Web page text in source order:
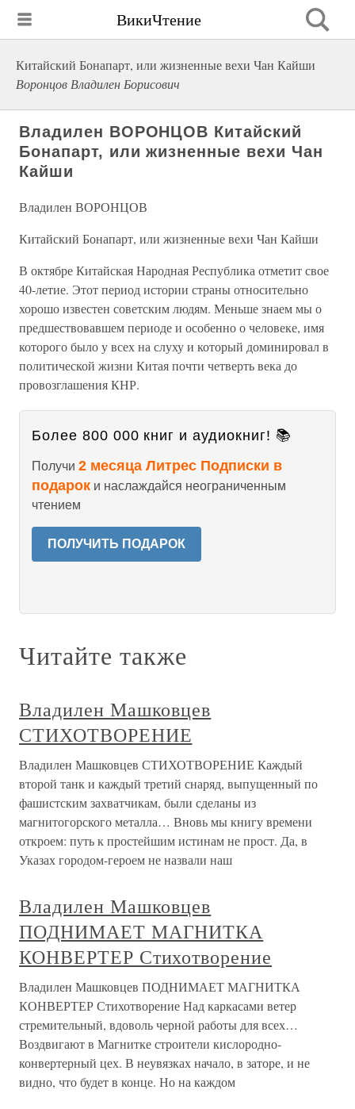
ВикиЧтение
Китайский Бонапарт, или жизненные вехи Чан Кайши
Воронцов Владилен Борисович
Владилен ВОРОНЦОВ Китайский
Бонапарт, или жизненные вехи Чан
Кайши
Владилен ВОРОНЦОВ
Китайский Бонапарт, или жизненные вехи Чан Кайши
В октябре Китайская Народная Республика отметит свое
40-летие. Этот период истории страны относительно
хорошо известен советским людям. Меньше знаем мы о
предшествовавшем периоде и особенно о человеке, имя
которого было у всех на слуху и который доминировал в
политической жизни Китая почти четверть века до
провозглашения КНР.
Более 800 000 книг и аудиокниг! 📚
Получи 2 месяца Литрес Подписки в
подарок и наслаждайся неограниченным
чтением
ПОЛУЧИТЬ ПОДАРОК
Читайте также
Владилен Машковцев
СТИХОТВОРЕНИЕ
Владилен Машковцев СТИХОТВОРЕНИЕ Каждый
второй танк и каждый третий снаряд, выпущенный по
фашистским захватчикам, были сделаны из
магнитогорского металла… Вновь мы книгу времени
откроем: путь к простейшим истинам не прост. Да, в
Указах городом-героем не назвали наш
Владилен Машковцев
ПОДНИМАЕТ МАГНИТКА
КОНВЕРТЕР Стихотворение
Владилен Машковцев ПОДНИМАЕТ МАГНИТКА
КОНВЕРТЕР Стихотворение Над каркасами ветер
стремительный, вдоволь черной работы для всех…
Воздвигают в Магнитке строители кислородно-
конвертерный цех. В неувязках начало, в заторе, и не
видно, что будет в конце. Но на каждом